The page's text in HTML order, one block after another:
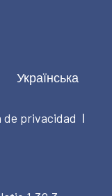
Українська
de privacidad |